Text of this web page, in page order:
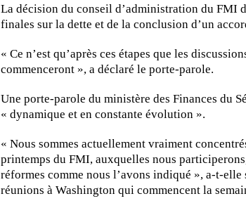
La décision du conseil d’administration du FMI
finales sur la dette et de la conclusion d’un
« Ce n’est qu’après ces étapes que les
commenceront », a déclaré le porte-parole.
Une porte-parole du ministère des Finances du
« dynamique et en constante évolution ».
« Nous sommes actuellement vraiment
printemps du FMI, auxquelles nous
réformes comme nous l’avons indiqué », a-t-
réunions à Washington qui commencent la